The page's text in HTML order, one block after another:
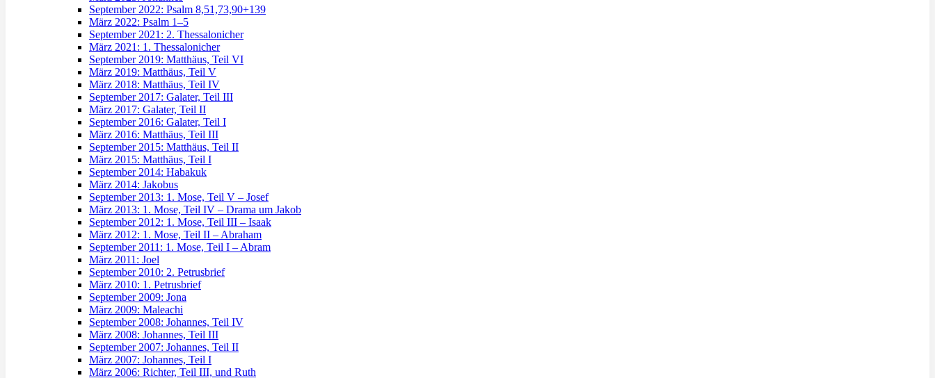
September 2022: Psalm 8,51,73,90+139
März 2022: Psalm 1–5
September 2021: 2. Thessalonicher
März 2021: 1. Thessalonicher
September 2019: Matthäus, Teil VI
März 2019: Matthäus, Teil V
März 2018: Matthäus, Teil IV
September 2017: Galater, Teil III
März 2017: Galater, Teil II
September 2016: Galater, Teil I
März 2016: Matthäus, Teil III
September 2015: Matthäus, Teil II
März 2015: Matthäus, Teil I
September 2014: Habakuk
März 2014: Jakobus
September 2013: 1. Mose, Teil V – Josef
März 2013: 1. Mose, Teil IV – Drama um Jakob
September 2012: 1. Mose, Teil III – Isaak
März 2012: 1. Mose, Teil II – Abraham
September 2011: 1. Mose, Teil I – Abram
März 2011: Joel
September 2010: 2. Petrusbrief
März 2010: 1. Petrusbrief
September 2009: Jona
März 2009: Maleachi
September 2008: Johannes, Teil IV
März 2008: Johannes, Teil III
September 2007: Johannes, Teil II
März 2007: Johannes, Teil I
März 2006: Richter, Teil III, und Ruth